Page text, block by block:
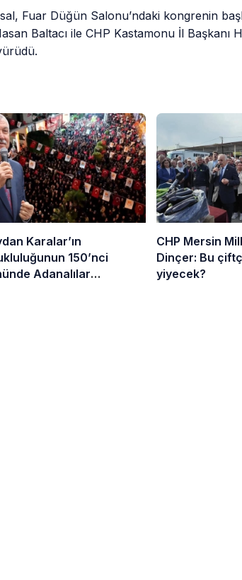
Fuar Düğün Salonu’ndaki kongrenin
Baltacı ile CHP Kastamonu İl Başkanı
Karalar’ın
150’nci
Adanalılar
CHP Mersin
Dinçer: Bu
yiyecek?